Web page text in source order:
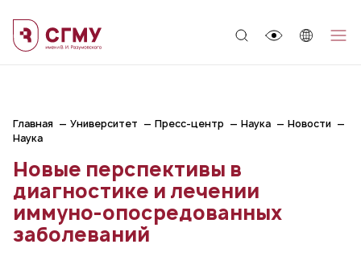
Главная Университет Пресс-центр Наука
Новости
Наука
Новые перспективы в
диагностике и лечении
иммуно-опосредованных
заболеваний